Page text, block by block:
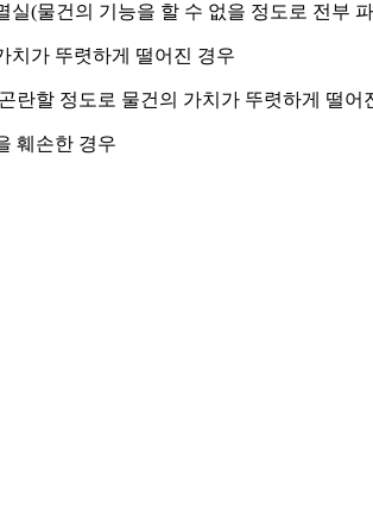
실(물건의 기능을 할 수 없을 정도로 전부
치가 뚜렷하게 떨어진 경우
란할 정도로 물건의 가치가 뚜렷하게 떨어
훼손한 경우